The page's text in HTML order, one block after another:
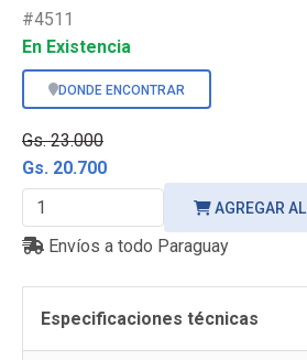
#4511
En Existencia
DONDE ENCONTRAR
Gs. 23.000
Gs. 20.700
AGREGAR
Envíos a todo Paraguay
Especificaciones técnicas